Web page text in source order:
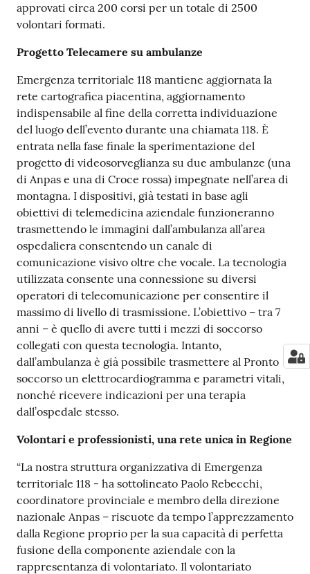
approvati circa 200 corsi per un totale di 2500
volontari formati.
Progetto Telecamere su ambulanze
Emergenza territoriale 118 mantiene aggiornata la
rete cartografica piacentina, aggiornamento
indispensabile al fine della corretta individuazione
del luogo dell’evento durante una chiamata 118. È
entrata nella fase finale la sperimentazione del
progetto di videosorveglianza su due ambulanze (una
di Anpas e una di Croce rossa) impegnate nell’area di
montagna. I dispositivi, già testati in base agli
obiettivi di telemedicina aziendale funzioneranno
trasmettendo le immagini dall’ambulanza all’area
ospedaliera consentendo un canale di
comunicazione visivo oltre che vocale. La tecnologia
utilizzata consente una connessione su diversi
operatori di telecomunicazione per consentire il
massimo di livello di trasmissione. L’obiettivo – tra 7
anni – è quello di avere tutti i mezzi di soccorso
collegati con questa tecnologia. Intanto,
dall’ambulanza è già possibile trasmettere al Pronto
soccorso un elettrocardiogramma e parametri vitali,
nonché ricevere indicazioni per una terapia
dall’ospedale stesso.
Volontari e professionisti, una rete unica in Regione
“La nostra struttura organizzativa di Emergenza
territoriale 118 - ha sottolineato Paolo Rebecchi,
coordinatore provinciale e membro della direzione
nazionale Anpas – riscuote da tempo l’apprezzamento
dalla Regione proprio per la sua capacità di perfetta
fusione della componente aziendale con la
rappresentanza di volontariato. Il volontariato